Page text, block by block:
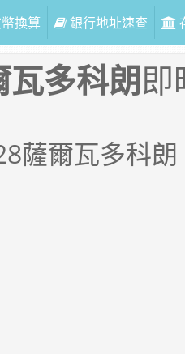
換算 銀行地址速查
瓦多科朗即
薩爾瓦多科朗